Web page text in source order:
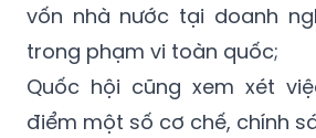
vốn nhà nước tại doanh
trong phạm vi toàn quốc;
Quốc hội cũng xem xét
điểm một số cơ chế, chính